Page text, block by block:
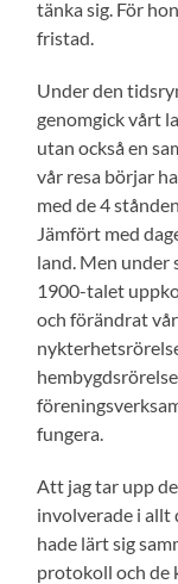
tänka sig. För
fristad.
Under den
genomgick vårt
utan också en
vår resa börjar
med de 4
Jämfört med
land. Men under
1900-talet
och förändrat
fungera.
Att jag tar upp
involverade i allt
hade lärt sig
protokoll och de